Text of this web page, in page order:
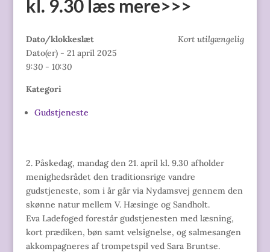
kl. 9.30 læs mere>>>
Kort utilgængelig
Dato/klokkeslæt
Dato(er) - 21 april 2025
9:30 - 10:30
Kategori
Gudstjeneste
2. Påskedag, mandag den 21. april kl. 9.30 afholder
menighedsrådet den traditionsrige vandre
gudstjeneste, som i år går via Nydamsvej gennem den
skønne natur mellem V. Hæsinge og Sandholt.
Eva Ladefoged forestår gudstjenesten med læsning,
kort prædiken, bøn samt velsignelse, og salmesangen
akkompagneres af trompetspil ved Sara Bruntse.